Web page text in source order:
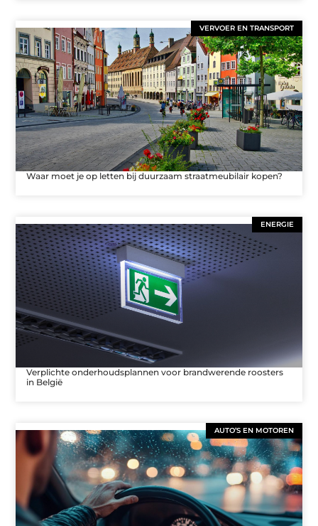
VERVOER EN TRANSPORT
Waar moet je op letten bij duurzaam straatmeubilair kopen?
ENERGIE
Verplichte onderhoudsplannen voor brandwerende roosters
in België
AUTO’S EN MOTOREN